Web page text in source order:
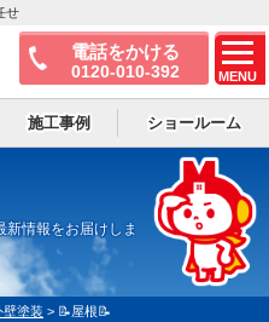
電話をかける
0120-010-392 MENU
せ
施工事例 ショールーム
情報をお届けしま
壁塗装 > 📝屋根📝